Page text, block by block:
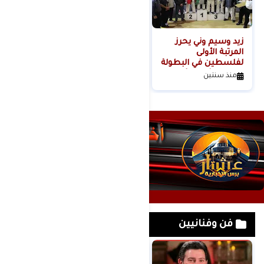
زيد وسيم وني يحرز
المرتبة الأولى
لفلسطين في البطولة
الدولية الثانية للأندية
منذ سنتين
فن وفنانيين